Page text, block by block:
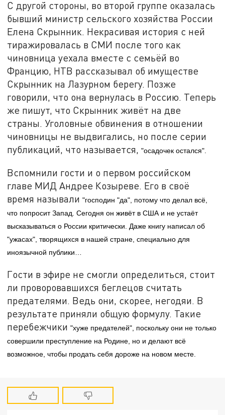
С другой стороны, во второй группе оказалась
бывший министр сельского хозяйства России
Елена Скрынник. Некрасивая история с ней
тиражировалась в СМИ после того как
чиновница уехала вместе с семьёй во
Францию, НТВ рассказывал об имуществе
Скрынник на Лазурном берегу. Позже
говорили, что она вернулась в Россию. Теперь
же пишут, что Скрынник живёт на две
страны. Уголовные обвинения в отношении
чиновницы не выдвигались, но после серии
публикаций, что называется,"осадочек остался".
Вспомнили гости и о первом российском
главе МИД Андрее Козыреве. Его в своё
время называли"господин "да", потому что делал всё,
что попросит Запад. Сегодня он живёт в США и не устаёт
высказываться о России критически. Даже книгу написал об
"ужасах", творящихся в нашей стране, специально для
иноязычной публики…
Гости в эфире не смогли определиться, стоит
ли проворовавшихся беглецов считать
предателями. Ведь они, скорее, негодяи. В
результате приняли общую формулу. Такие
перебежчики"хуже предателей", поскольку они не только
совершили преступление на Родине, но и делают всё
возможное, чтобы продать себя дороже на новом месте.